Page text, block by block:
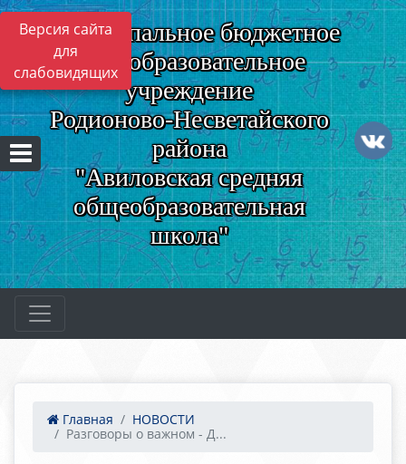
Версия сайта
для
слабовидящих
Муниципальное бюджетное
общеобразовательное
учреждение
Родионово-Несветайского
района
"Авиловская средняя
общеобразовательная
школа"
Главная
НОВОСТИ
Разговоры о важном - Д...